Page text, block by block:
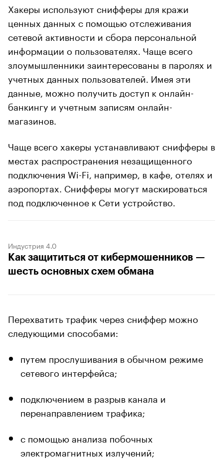
Хакеры используют снифферы для кражи
ценных данных с помощью отслеживания
сетевой активности и сбора персональной
информации о пользователях. Чаще всего
злоумышленники заинтересованы в паролях и
учетных данных пользователей. Имея эти
данные, можно получить доступ к онлайн-
банкингу и учетным записям онлайн-
магазинов.
Чаще всего хакеры устанавливают снифферы в
местах распространения незащищенного
подключения Wi-Fi, например, в кафе, отелях и
аэропортах. Снифферы могут маскироваться
под подключенное к Сети устройство.
Индустрия 4.0
Как защититься от кибермошенников —
шесть основных схем обмана
Перехватить трафик через сниффер можно
следующими способами:
путем прослушивания в обычном режиме
сетевого интерфейса;
подключением в разрыв канала и
перенаправлением трафика;
с помощью анализа побочных
электромагнитных излучений;